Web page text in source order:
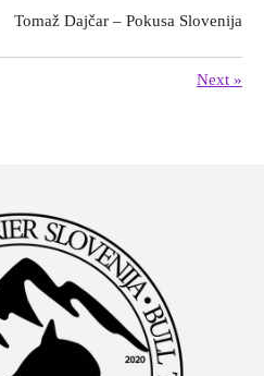
Tomaž Dajčar – Pokusa Slovenija
Next »